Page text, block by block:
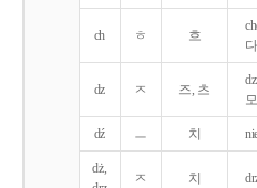
ch ㅎ 흐
dz ㅈ 즈, 츠
dź ㅡ 치
dż,
ㅈ 치